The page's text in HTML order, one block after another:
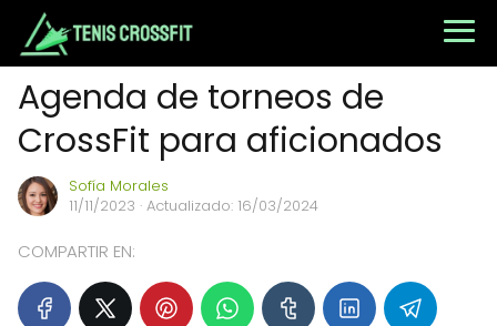
Agenda de torneos de
CrossFit para aficionados
Sofía Morales
11/11/2023 · Actualizado: 16/03/2024
COMPARTIR EN: